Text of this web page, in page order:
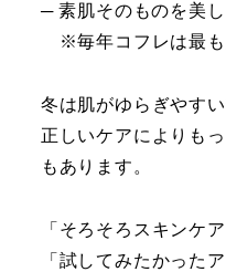
─ 素肌そのものを美
※毎年コフレは最も
冬は肌がゆらぎやす
正しいケアによりも
もあります。
「そろそろスキンケ
「試してみたかった